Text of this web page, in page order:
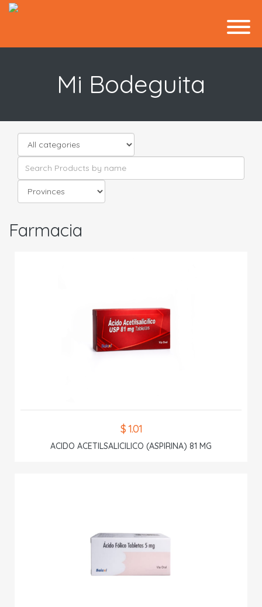
Mi Bodeguita
Farmacia
$ 1.01
ACIDO ACETILSALICILICO (ASPIRINA) 81 MG